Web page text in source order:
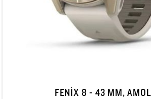
FENIX 8 - 43 MM,